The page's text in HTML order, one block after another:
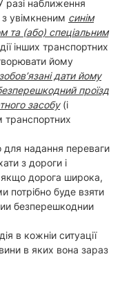
разі наближення
увімкненим синім
та (або) спеціальним
інших транспортних
йому
зобов’язані дати йому
проїзд
засобу(і
надання переваги
з дороги і
якщо дорога широка,
потрібно буде взяти
безперешкоднии
в кожніи ситуації
в яких вона зараз